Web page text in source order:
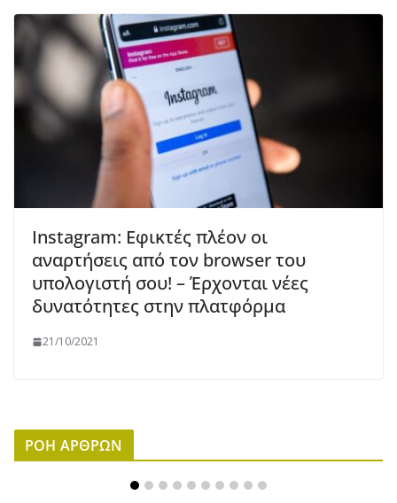
Instagram: Εφικτές πλέον οι
αναρτήσεις από τον browser του
υπολογιστή σου! – Έρχονται νέες
δυνατότητες στην πλατφόρμα
21/10/2021
ΡΟΗ ΑΡΘΡΩΝ